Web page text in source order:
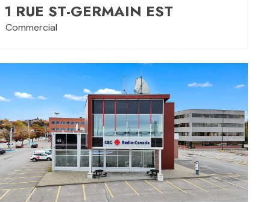
1 RUE ST-GERMAIN EST
Commercial